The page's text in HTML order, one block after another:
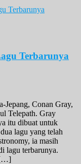
Terbarunya
Jepang, Conan Gray,
Telepath. Gray
itu dibuat untuk
lagu yang telah
ia masih
lagu terbarunya.
[…]